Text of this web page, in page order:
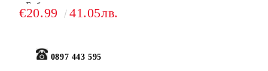
Бебешки текстилни
обувки, Сиви
€20.99 41.05лв.
0897 443 595